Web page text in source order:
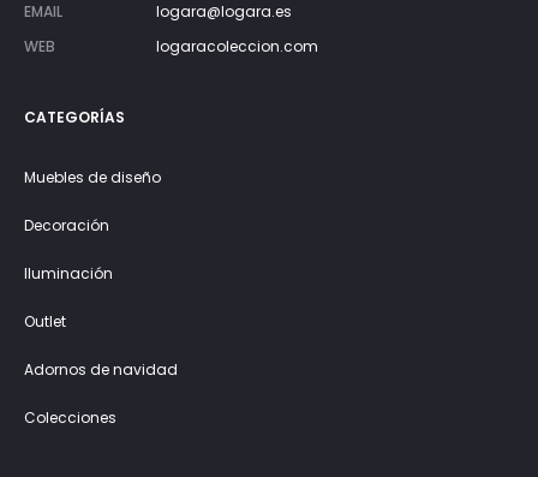
EMAIL
logara@logara.es
WEB
logaracoleccion.com
CATEGORÍAS
Muebles de diseño
Decoración
Iluminación
Outlet
Adornos de navidad
Colecciones